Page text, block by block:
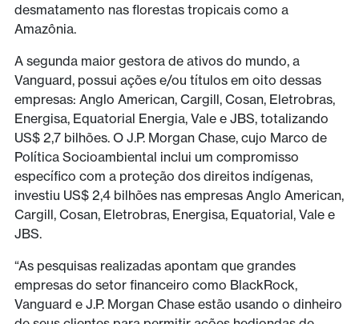
desmatamento nas florestas tropicais como a
Amazônia.
A segunda maior gestora de ativos do mundo, a
Vanguard, possui ações e/ou títulos em oito dessas
empresas: Anglo American, Cargill, Cosan, Eletrobras,
Energisa, Equatorial Energia, Vale e JBS, totalizando
US$ 2,7 bilhões. O J.P. Morgan Chase, cujo Marco de
Política Socioambiental inclui um compromisso
específico com a proteção dos direitos indígenas,
investiu US$ 2,4 bilhões nas empresas Anglo American,
Cargill, Cosan, Eletrobras, Energisa, Equatorial, Vale e
JBS.
“As pesquisas realizadas apontam que grandes
empresas do setor financeiro como BlackRock,
Vanguard e J.P. Morgan Chase estão usando o dinheiro